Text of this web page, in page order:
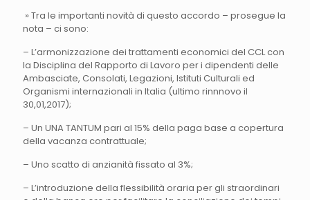
» Tra le importanti novità di questo accordo – prosegue la
nota – ci sono:
– L’armonizzazione dei trattamenti economici del CCL con
la Disciplina del Rapporto di Lavoro per i dipendenti delle
Ambasciate, Consolati, Legazioni, Istituti Culturali ed
Organismi internazionali in Italia (ultimo rinnnovo il
30,01,2017);
– Un UNA TANTUM pari al 15% della paga base a copertura
della vacanza contrattuale;
– Uno scatto di anzianità fissato al 3%;
– L’introduzione della flessibilità oraria per gli straordinari